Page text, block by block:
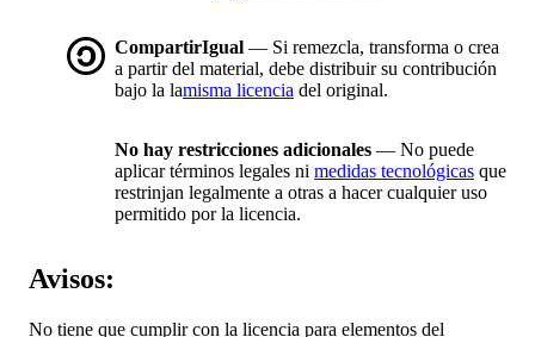
CompartirIgual — Si remezcla, transforma o crea
a partir del material, debe distribuir su contribución
bajo la lamisma licencia del original.
No hay restricciones adicionales — No puede
aplicar términos legales ni medidas tecnológicas que
restrinjan legalmente a otras a hacer cualquier uso
permitido por la licencia.
Avisos:
No tiene que cumplir con la licencia para elementos del